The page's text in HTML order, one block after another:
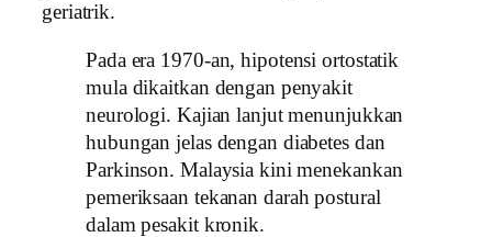
geriatrik.
Pada era 1970‑an, hipotensi ortostatik
mula dikaitkan dengan penyakit
neurologi. Kajian lanjut menunjukkan
hubungan jelas dengan diabetes dan
Parkinson. Malaysia kini menekankan
pemeriksaan tekanan darah postural
dalam pesakit kronik.